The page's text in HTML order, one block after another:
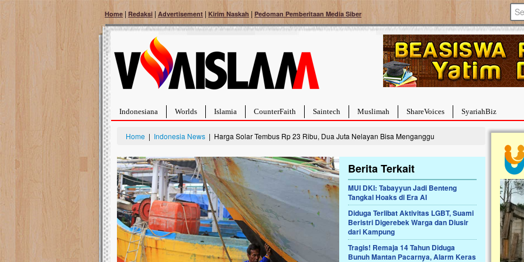
Home | Redaksi | Advertisement | Kirim Naskah | Pedoman Pemberitaan Media Siber
Indonesiana Worlds Islamia CounterFaith Saintech Muslimah ShareVoices SyariahBiz
Home | Indonesia News | Harga Solar Tembus Rp 23 Ribu, Dua Juta Nelayan Bisa Menganggu
Berita Terkait
MUI DKI: Tabayyun Jadi Benteng
Tangkal Hoaks di Era AI
Diduga Terlibat Aktivitas LGBT, Suami
Beristri Digerebek Warga dan Diusir
dari Kampung
Tragis! Remaja 14 Tahun Diduga
Bunuh Mantan Pacarnya, Alarm Keras
Bantu Naura, Balita Hebat Sembuh Dari
Tumor Pembuluh Darah
Hidup Naura Salsabila dipenuhi dengan
rintangan yang sangat berat. Meskipun baru
berusia sepuluh bulan, bayi yang imut ini harus
menghadapi penyakit yang dahsyat, yaitu tumor
pembuluh darah berukuran...